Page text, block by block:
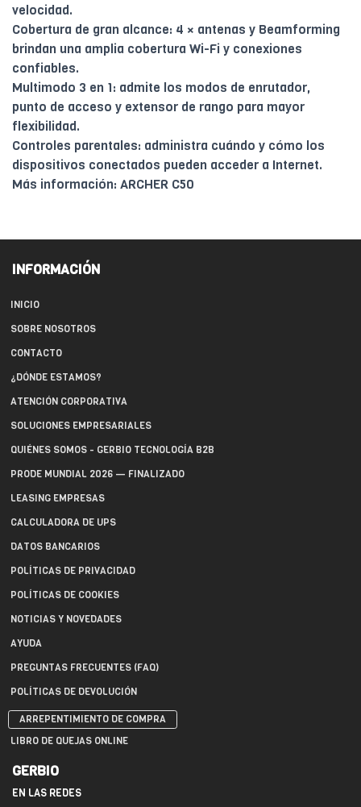
velocidad.
Cobertura de gran alcance: 4 × antenas y Beamforming
brindan una amplia cobertura Wi-Fi y conexiones
confiables.
Multimodo 3 en 1: admite los modos de enrutador,
punto de acceso y extensor de rango para mayor
flexibilidad.
Controles parentales: administra cuándo y cómo los
dispositivos conectados pueden acceder a Internet.
Más información: ARCHER C50
INFORMACIÓN
INICIO
SOBRE NOSOTROS
CONTACTO
¿DÓNDE ESTAMOS?
ATENCIÓN CORPORATIVA
SOLUCIONES EMPRESARIALES
QUIÉNES SOMOS - GERBIO TECNOLOGÍA B2B
PRODE MUNDIAL 2026 — FINALIZADO
LEASING EMPRESAS
CALCULADORA DE UPS
DATOS BANCARIOS
POLÍTICAS DE PRIVACIDAD
POLÍTICAS DE COOKIES
NOTICIAS Y NOVEDADES
AYUDA
PREGUNTAS FRECUENTES (FAQ)
POLÍTICAS DE DEVOLUCIÓN
ARREPENTIMIENTO DE COMPRA
LIBRO DE QUEJAS ONLINE
GERBIO
EN LAS REDES